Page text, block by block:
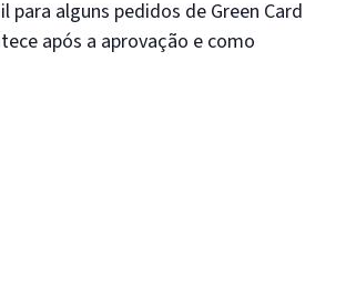
para alguns pedidos de Green Card
após a aprovação e como